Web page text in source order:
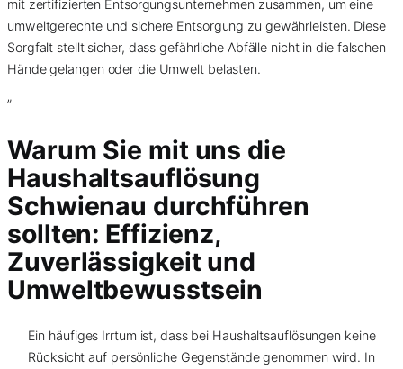
mit zertifizierten Entsorgungsunternehmen zusammen, um eine
umweltgerechte und sichere Entsorgung zu gewährleisten. Diese
Sorgfalt stellt sicher, dass gefährliche Abfälle nicht in die falschen
Hände gelangen oder die Umwelt belasten.
”
Warum Sie mit uns die
Haushaltsauflösung
Schwienau durchführen
sollten: Effizienz,
Zuverlässigkeit und
Umweltbewusstsein
Ein häufiges Irrtum ist, dass bei Haushaltsauflösungen keine
Rücksicht auf persönliche Gegenstände genommen wird. In